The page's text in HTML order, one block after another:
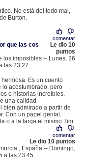
No está del todo mal,
Burton.
comentar
que las cos
Le dio 10
puntos
los imposibles -- Lunes, 26
las 23:27.
Es un cuento
lo acostumbrado, pero
e historias increíbles.
una calidad
bien admirado a partir de
Con un papel genial.
o a la larga el mismo Tim.
comentar
Le dio 10 puntos
, España -- Domingo,
a las 23:45.